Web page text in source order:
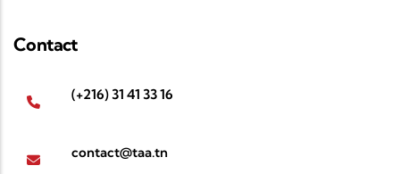
Contact
(+216) 31 41 33 16
contact@taa.tn